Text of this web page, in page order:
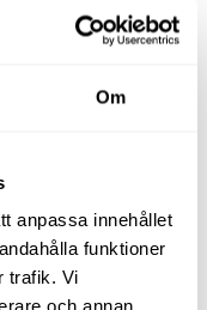
Om
anpassa innehållet
funktioner
trafik. Vi
och annan
våtdammsugare